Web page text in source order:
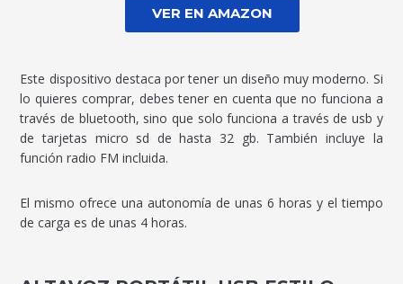
VER EN AMAZON
Este dispositivo destaca por tener un diseño muy moderno. Si
lo quieres comprar, debes tener en cuenta que no funciona a
través de bluetooth, sino que solo funciona a través de usb y
de tarjetas micro sd de hasta 32 gb. También incluye la
función radio FM incluida.
El mismo ofrece una autonomía de unas 6 horas y el tiempo
de carga es de unas 4 horas.